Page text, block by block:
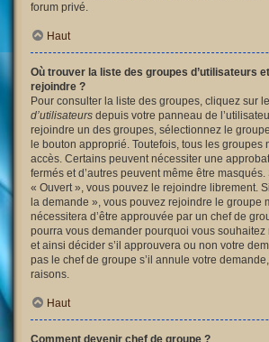
forum privé.
Haut
Où trouver la liste des groupes d’utilisateurs
rejoindre ?
Pour consulter la liste des groupes, cliquez sur
d’utilisateurs depuis votre panneau de
rejoindre un des groupes, sélectionnez le
le bouton approprié. Toutefois, tous les groupes
accès. Certains peuvent nécessiter une
fermés et d’autres peuvent même être
« Ouvert », vous pouvez le rejoindre librement.
la demande », vous pouvez rejoindre le groupe
nécessitera d’être approuvée par un chef de
pourra vous demander pourquoi vous
et ainsi décider s’il approuvera ou non votre
pas le chef de groupe s’il annule votre
raisons.
Haut
Comment devenir chef de groupe ?